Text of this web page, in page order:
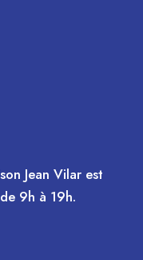
Jean Vilar est
9h à 19h.